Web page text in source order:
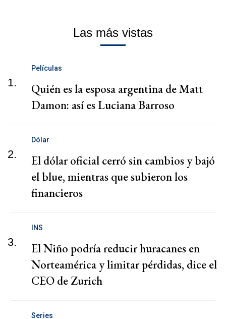
Las más vistas
1.
Películas
Quién es la esposa argentina de Matt
Damon: así es Luciana Barroso
2.
Dólar
El dólar oficial cerró sin cambios y bajó
el blue, mientras que subieron los
financieros
3.
INS
El Niño podría reducir huracanes en
Norteamérica y limitar pérdidas, dice el
CEO de Zurich
Series